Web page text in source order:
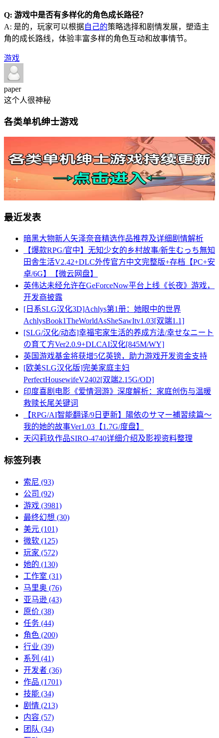
Q: 游戏中是否有多样化的角色成长路径？
A: 是的，玩家可以根据自己的策略选择和剧情发展，塑造主
角的成长路线，体验丰富多样的角色互动和故事情节。
游戏
paper
这个人很神秘
各类单机绅士游戏
最近发表
暗黑大物新人矢泽奈音精选作品推荐及详细剧情解析
【爆款RPG/官中】无知少女的乡村故事/新生むっち無知
田舎生活V2.42+DLC外传官方中文完整版+存档【PC+安
卓/6G】【微云网盘】
英伟达未经允许在GeForceNow平台上线《长夜》游戏，
开发商披露
[日系SLG汉化3D]Achlys第1册：她眼中的世界
AchlysBook1TheWorldAsSheSawItv1.03[双端1.1]
[SLG/汉化/动态]幸福宅家生活的养成方法/幸せなニート
の育て方Ver2.0.9+DLCAI汉化[845M/WY]
英国游戏基金将获增5亿英镑，助力游戏开发资金支持
[欧美SLG汉化版]完美家庭主妇
PerfectHousewifeV2402[双端2.15G/OD]
印度喜剧电影《爱情洄游》深度解析：家庭创伤与温暖
救赎长尾关键词
【RPG/AI智能翻译/9日更新】陽依のサマー補習续篇～
我的她的故事Ver1.03【1.7G/度盘】
天闪莉玖作品SIRO-4740详细介绍及影视资料整理
标签列表
索尼 (93)
公司 (92)
游戏 (3981)
最终幻想 (30)
美元 (101)
微软 (125)
玩家 (572)
她的 (130)
工作室 (31)
马里奥 (76)
亚马逊 (43)
原价 (38)
任务 (44)
角色 (200)
行业 (39)
系列 (41)
开发者 (36)
作品 (1701)
技能 (34)
剧情 (213)
内容 (57)
团队 (34)